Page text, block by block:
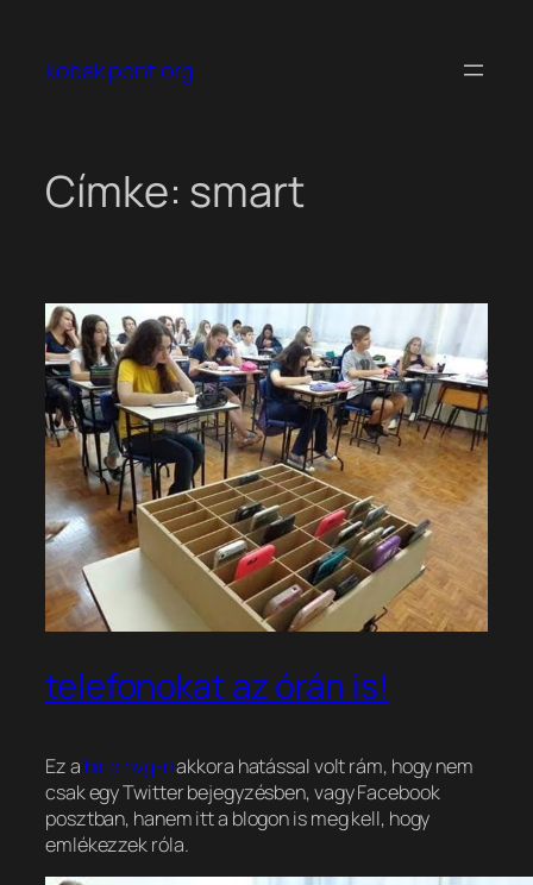
tartalomhoz
kobak pont org
Címke: smart
telefonokat az órán is!
Ez a hír a hvg-nakkora hatással volt rám, hogy nem
csak egy Twitter bejegyzésben, vagy Facebook
posztban, hanem itt a blogon is meg kell, hogy
emlékezzek róla.